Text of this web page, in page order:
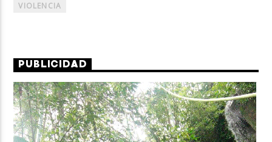
VIOLENCIA
PUBLICIDAD